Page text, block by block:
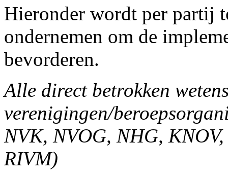
Hieronder wordt per partij
ondernemen om de
bevorderen.
Alle direct betrokken
verenigingen/
NVK, NVOG, NHG,
RIVM)